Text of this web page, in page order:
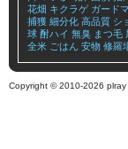
花畑 キクラゲ ガード
捕獲 細分化 高品質 シ
球 酎ハイ 無臭 まつ毛
全米 ごはん 安物 修羅
Copyright © 2010-2026 plray